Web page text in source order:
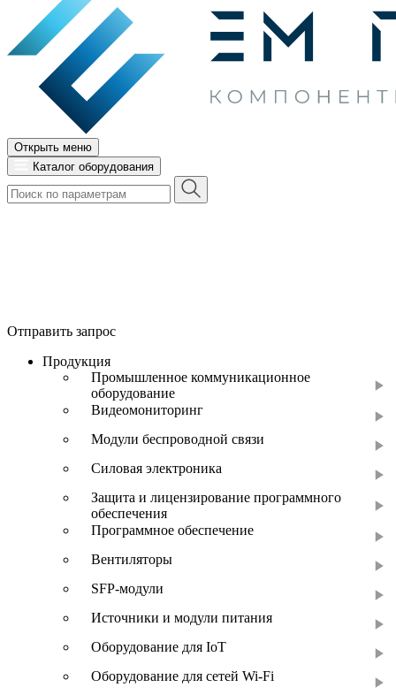
Открыть меню
Каталог оборудования
Отправить запрос
Продукция
Промышленное коммуникационное
оборудование
Видеомониторинг
Модули беспроводной связи
Силовая электроника
Защита и лицензирование программного
обеспечения
Программное обеспечение
Вентиляторы
SFP-модули
Источники и модули питания
Оборудование для IoT
Оборудование для сетей Wi-Fi